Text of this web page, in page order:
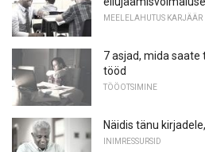
MEELELAHUTUS KARJÄÄR
7 asjad, mida saate
tööd
TÖÖOTSIMINE
Näidis tänu
INIMRESSURSID